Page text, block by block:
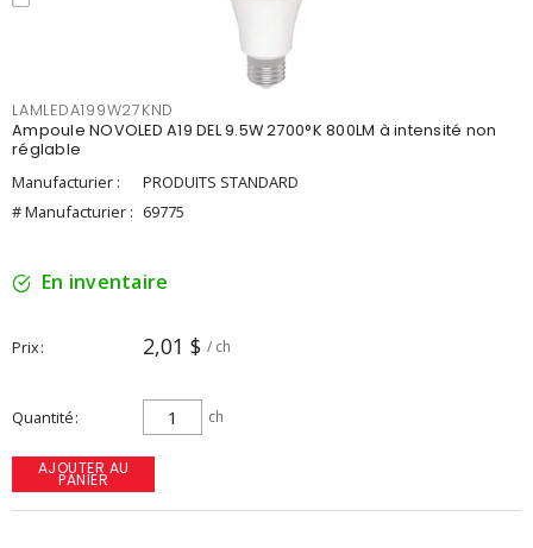
LAMLEDA199W27KND
Ampoule NOVOLED A19 DEL 9.5W 2700°K 800LM à intensité non
réglable
Manufacturier :
PRODUITS STANDARD
# Manufacturier : 69775
En inventaire
Prix 2,01 $ / ch
Quantité ch
AJOUTER AU
PANIER